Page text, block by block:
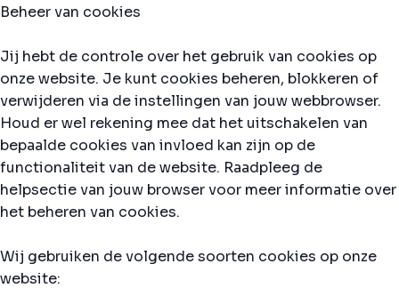
Beheer van cookies
Jij hebt de controle over het gebruik van cookies op
onze website. Je kunt cookies beheren, blokkeren of
verwijderen via de instellingen van jouw webbrowser.
Houd er wel rekening mee dat het uitschakelen van
bepaalde cookies van invloed kan zijn op de
functionaliteit van de website. Raadpleeg de
helpsectie van jouw browser voor meer informatie over
het beheren van cookies.
Wij gebruiken de volgende soorten cookies op onze
website: